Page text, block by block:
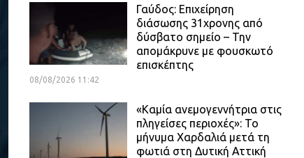
Γαύδος: Επιχείρηση
διάσωσης 31χρονης από
δύσβατο σημείο – Την
απομάκρυνε με φουσκωτό
επισκέπτης
08/08/2026 11:42
«Καμία ανεμογεννήτρια στις
πληγείσες περιοχές»: Το
μήνυμα Χαρδαλιά μετά τη
φωτιά στη Δυτική Αττική